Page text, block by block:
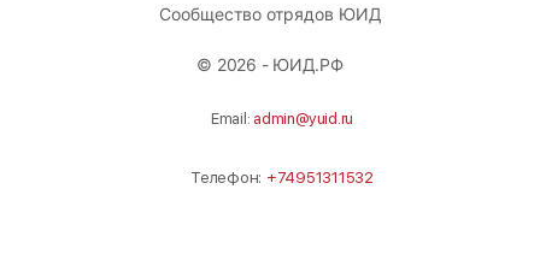
Сообщество отрядов ЮИД
© 2026 - ЮИД.РФ
Email: admin@yuid.ru
Телефон: +74951311532